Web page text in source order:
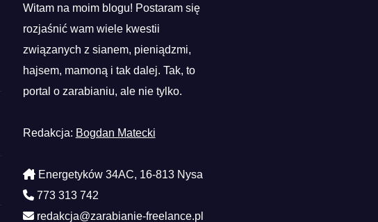
Witam na moim blogu! Postaram się
rozjaśnić wam wiele kwestii
związanych z sianem, pieniądzmi,
hajsem, mamoną i tak dalej. Tak, to
portal o zarabianiu, ale nie tylko.
Redakcja: Bogdan Matecki
Energetyków 34AC, 16-813 Nysa
773 313 742
redakcja@zarabianie-freelance.pl